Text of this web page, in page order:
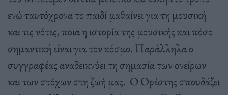
ενώ ταυτόχρονα το παιδί μαθαίνει για τη μουσική
και τις νότες, ποια η ιστορία της μουσικής και πόσο
σημαντική είναι για τον κόσμο. Παράλληλα ο
συγγραφέας αναδεικνύει τη σημασία των ονείρων
και των στόχων στη ζωή μας. Ο Ορέστης σπουδάζει